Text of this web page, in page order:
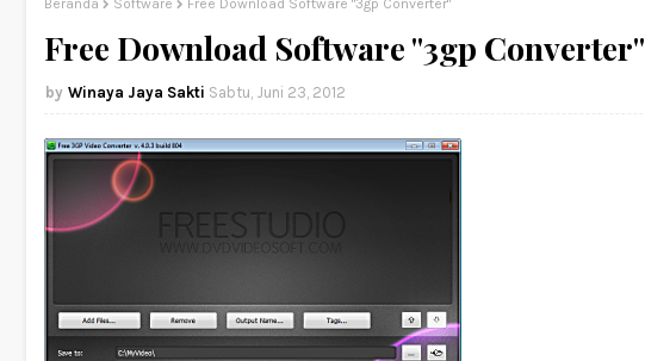
Beranda Software Free Download Software "3gp Converter"
Free Download Software "3gp Converter"
Winaya Jaya Sakti Sabtu, Juni 23, 2012